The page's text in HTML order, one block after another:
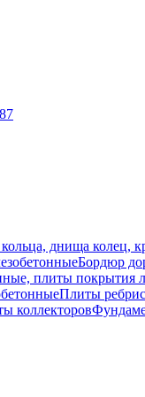
днища колец,
Бордюр
плиты покрытия
Плиты
коллекторов